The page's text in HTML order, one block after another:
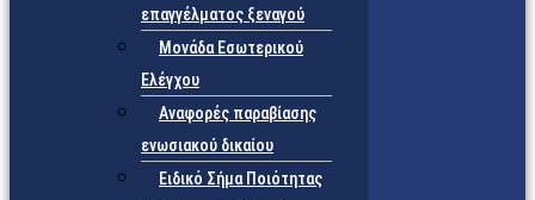
επαγγέλματος ξεναγού
Μονάδα Εσωτερικού
Ελέγχου
Αναφορές παραβίασης
ενωσιακού δικαίου
Ειδικό Σήμα Ποιότητας